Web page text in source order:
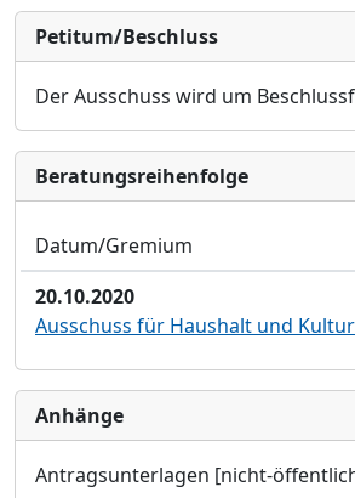
Mittel Investive Mittel
Petitum/Beschluss
Der Ausschuss wird um
Bera­tungs­reihen­folge
Datum/Gremium
20.10.2020
Ausschuss für Haushalt und Kultur
Anhänge
Antragsunterlagen [nicht-